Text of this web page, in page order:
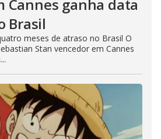
Cannes ganha data
Brasil
meses de atraso no Brasil O
Stan vencedor em Cannes